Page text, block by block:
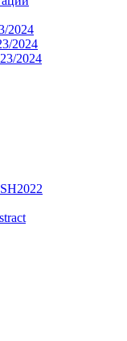
2024
2024
2024